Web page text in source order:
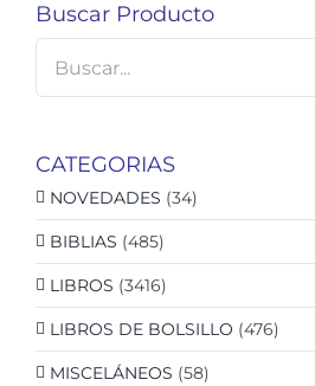
Buscar Producto
CATEGORIAS
NOVEDADES (34)
BIBLIAS (485)
LIBROS (3416)
LIBROS DE BOLSILLO (476)
MISCELÁNEOS (58)